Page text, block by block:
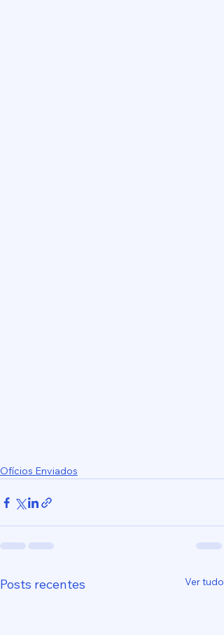
Ofícios Enviados
Posts recentes Ver tudo